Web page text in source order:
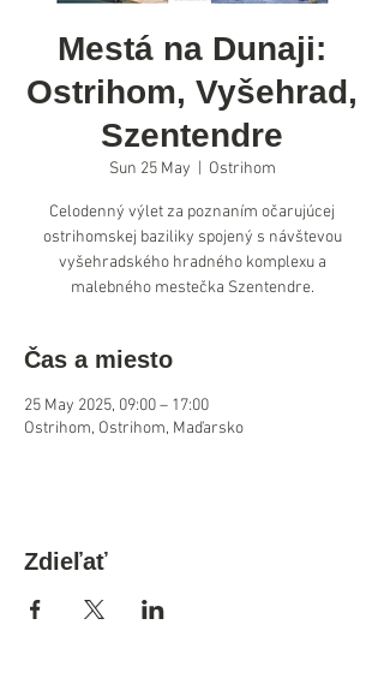
Mestá na Dunaji:
Ostrihom, Vyšehrad,
Szentendre
Sun 25 May Ostrihom
Celodenný výlet za poznaním očarujúcej
ostrihomskej baziliky spojený s návštevou
vyšehradského hradného komplexu a
malebného mestečka Szentendre.
Čas a miesto
25 May 2025, 09:00 – 17:00
Ostrihom, Ostrihom, Maďarsko
Zdieľať